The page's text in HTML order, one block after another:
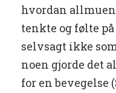
hvordan
tenkte og følte
selvsagt ikke
noen gjorde det
for en bevegelse